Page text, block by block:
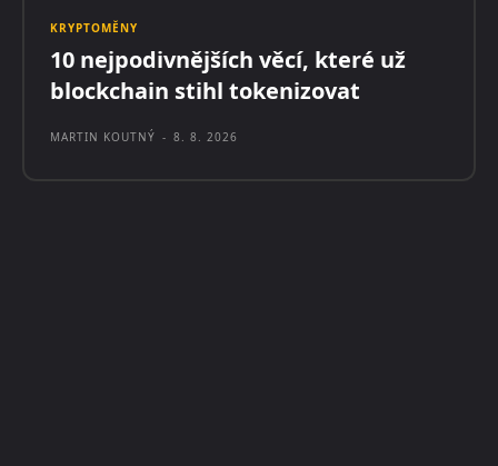
KRYPTOMĚNY
10 nejpodivnějších věcí, které už
blockchain stihl tokenizovat
MARTIN KOUTNÝ - 8. 8. 2026